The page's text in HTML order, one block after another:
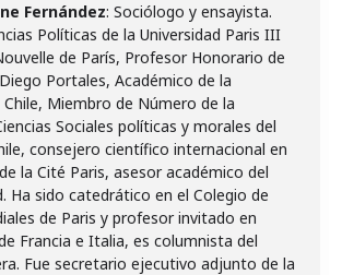
Fernández: Sociólogo y ensayista.
Políticas de la Universidad Paris III
de París, Profesor Honorario de
Portales, Académico de la
Chile, Miembro de Número de la
Sociales políticas y morales del
consejero científico internacional en
la Cité Paris, asesor académico del
Ha sido catedrático en el Colegio de
de Paris y profesor invitado en
Francia e Italia, es columnista del
Fue secretario ejecutivo adjunto de la